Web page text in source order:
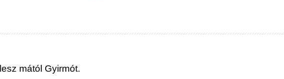
mától Gyirmót.